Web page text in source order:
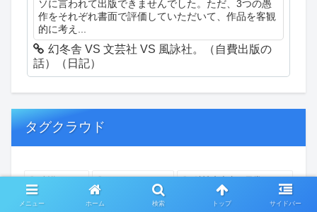
ソに言われて出版できませんでした。ただ、3つの愚
作をそれぞれ書面で評価していただいて、作品を客観
的に考え...
幻冬舎 VS 文芸社 VS 風詠社。（自費出版の
話）（日記）
タグクラウド
創作 おぎゃあ 精神病患者の日常
ちょっと頭冷やそうか 一回休み ついカッとなった
メニュー ホーム 検索 トップ サイドバー